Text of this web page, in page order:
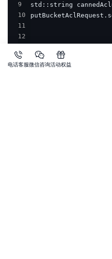
9
10
11
12
14
15
电话客服微信咨询活动权益